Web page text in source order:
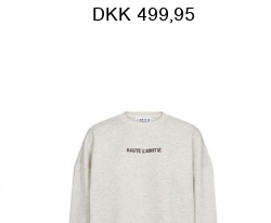
DKK 499,95